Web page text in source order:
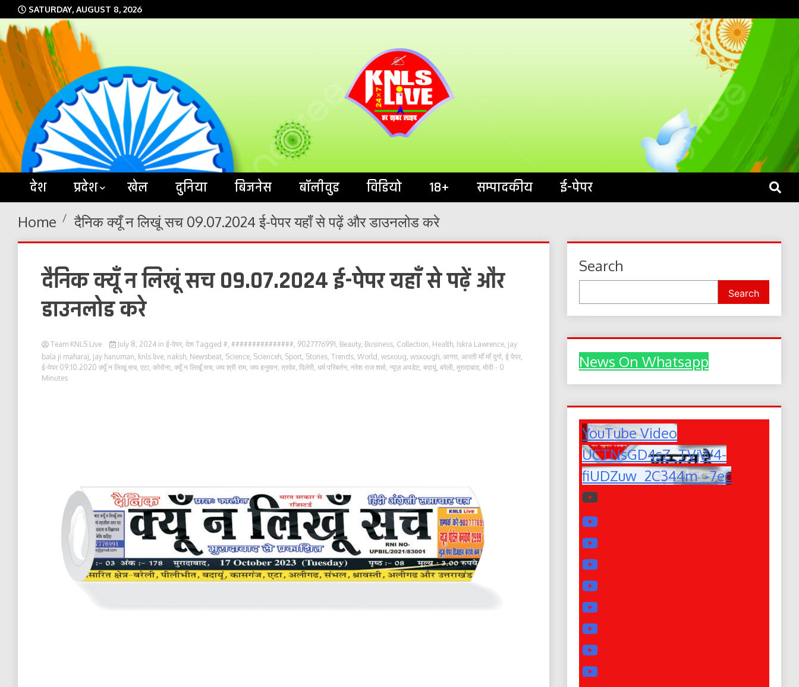
Skip
to
content
SATURDAY, AUGUST 8, 2026
KNLS LIVE
देश प्रदेश खेल दुनिया बिजनेस बॉलीवुड विडियो 18+ सम्पादकीय ई-पेपर
Home दैनिक क्यूँ न लिखूं सच 09.07.2024 ई-पेपर यहाँ से पढ़ें और डाउनलोड करे
दैनिक क्यूँ न लिखूं सच 09.07.2024 ई-पेपर यहाँ से पढ़ें और
डाउनलोड करे
Team KNLS Live July 8, 2024 in ई-पेपर, देश Tagged #, ###############, 9027776991, Beauty, Business, Collection, Health, Iskra Lawrence, jay
bala ji maharaj, jay hanuman, knls live, naksh, Newsbeat, Science, Scienceh, Sport, Stories, Trends, World , wsxoug, wsxough, आगरा, आरती माँ माँ दुर्गा, ई पेपर,
ई-पेपर 09.10.2020 क्यूँ न लिखूं सच, एटा, कोरोना, क्यूँ न लिखूँ सच, जय श्री राम, जय हनुमान, त्रदेव, दिलेरी, धर्म परिबर्तन, नरेश राज शर्मा, न्यूज़ अपडेट, बदायूं, बरेली, मुरादाबाद, मोदी - 0
Minutes
Search
Search
News On Whatsapp
YouTube Video
UCTNsGD4sZ_TVjW4-
fiUDZuw_2C344m_-7ec